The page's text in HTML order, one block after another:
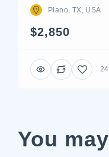
Plano, TX, USA
$2,850
You